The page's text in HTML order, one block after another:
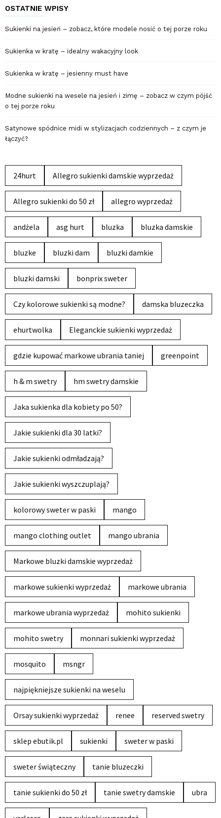
OSTATNIE WPISY
Sukienki na jesień – zobacz, które modele nosić o tej porze roku
Sukienka w kratę – idealny wakacyjny look
Sukienka w kratę – jesienny must have
Modne sukienki na wesele na jesień i zimę – zobacz w czym pójść
o tej porze roku
Satynowe spódnice midi w stylizacjach codziennych – z czym je
łączyć?
24hurt Allegro sukienki damskie wyprzedaż
Allegro sukienki do 50 zł allegro wyprzedaż
andżela asg hurt bluzka bluzka damskie
bluzke bluzki dam bluzki damkie
bluzki damski bonprix sweter
Czy kolorowe sukienki są modne? damska bluzeczka
ehurtwolka Eleganckie sukienki wyprzedaż
gdzie kupować markowe ubrania taniej greenpoint
h & m swetry hm swetry damskie
Jaka sukienka dla kobiety po 50?
Jakie sukienki dla 30 latki?
Jakie sukienki odmładzają?
Jakie sukienki wyszczuplają?
kolorowy sweter w paski mango
mango clothing outlet mango ubrania
Markowe bluzki damskie wyprzedaż
markowe sukienki wyprzedaż markowe ubrania
markowe ubrania wyprzedaż mohito sukienki
mohito swetry monnari sukienki wyprzedaż
mosquito msngr
najpiękniejsze sukienki na weselu
Orsay sukienki wyprzedaż renee reserved swetry
sklep ebutik.pl sukienki sweter w paski
sweter świąteczny tanie bluzeczki
tanie sukienki do 50 zł tanie swetry damskie ubra